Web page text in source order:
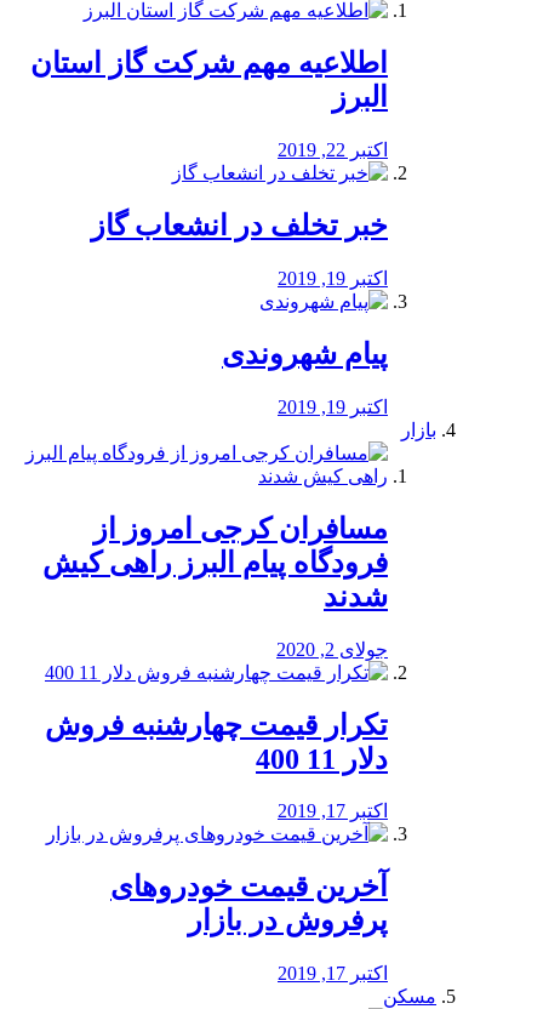
️اطلاعیه مهم شرکت گاز استان
البرز
اکتبر 22, 2019
خبر تخلف در انشعاب گاز
اکتبر 19, 2019
پیام شهروندی
اکتبر 19, 2019
بازار
مسافران کرجی امروز از
فرودگاه پیام البرز راهی کیش
شدند
جولای 2, 2020
تکرار قیمت چهارشنبه فروش
دلار 11 400
اکتبر 17, 2019
آخرین قیمت خودرو‌های
پرفروش در بازار
اکتبر 17, 2019
مسکن